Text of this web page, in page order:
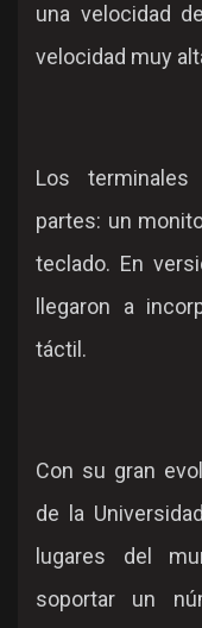
una velocidad
velocidad muy
Los
partes: un
teclado. En
llegaron a
táctil.
Con su gran
de la
lugares del
soportar un